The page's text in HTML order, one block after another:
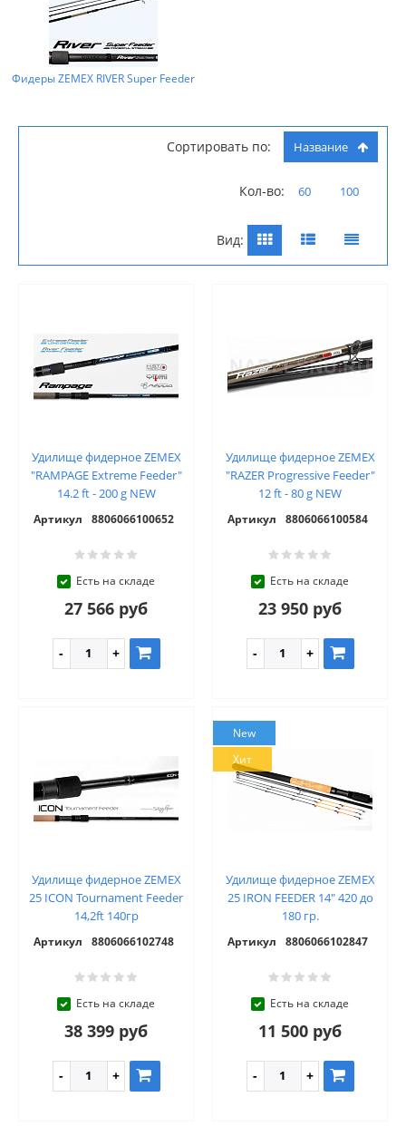
Фидеры ZEMEX RIVER Super Feeder
Сортировать по: Название
Кол-во: 60 100
Вид:
Удилище фидерное ZEMEX
"RAMPAGE Extreme Feeder"
14.2 ft - 200 g NEW
Артикул 8806066100652
Есть на складе
27 566 руб
Удилище фидерное ZEMEX
"RAZER Progressive Feeder"
12 ft - 80 g NEW
Артикул 8806066100584
Есть на складе
23 950 руб
Удилище фидерное ZEMEX
25 ICON Tournament Feeder
14,2ft 140гр
Артикул 8806066102748
Есть на складе
38 399 руб
New
Хит
Удилище фидерное ZEMEX
25 IRON FEEDER 14" 420 до
180 гр.
Артикул 8806066102847
Есть на складе
11 500 руб